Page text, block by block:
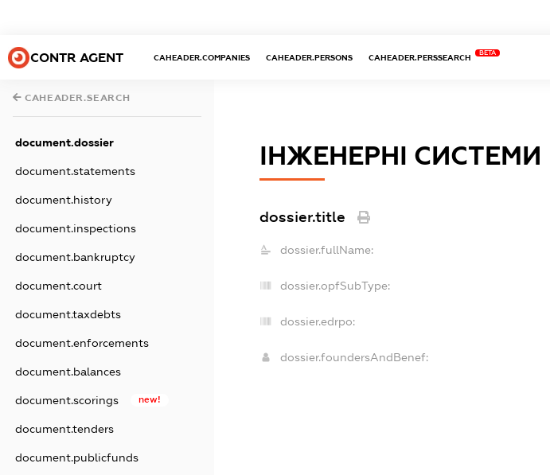
CONTR AGENT CAHEADER.COMPANIES CAHEADER.PERSONS CAHEADER.PERSSEARCH
BETA
CAHEADER.SEARCH
document.dossier
document.statements
document.history
document.inspections
document.bankruptcy
document.court
document.taxdebts
document.enforcements
document.balances
document.scorings new!
document.tenders
document.publicfunds
ІНЖЕНЕРНІ СИСТЕМИ
dossier.title
dossier.fullName:
dossier.opfSubType:
dossier.edrpo:
dossier.foundersAndBenef: